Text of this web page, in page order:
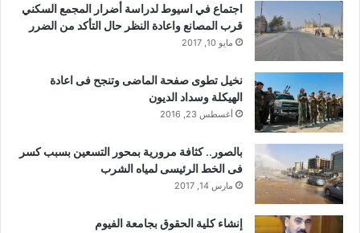
اجتماع في اسيوط لدراسة أضرار المجمع السكني
قرب المصانع واعادة النظر حال التأكد من الضرر
مايو 10, 2017
نخيل تطوى صفحة الماضى وتنجح فى اعادة
الهيكلة وسداد الديون
أغسطس 23, 2016
بالصور.. كثافة مرورية بمحور التسعين بسبب كسر
فى الخط الرئيسى لمياه الشرب
مارس 14, 2017
إنشاء كلية الحقوق بجامعة الفيوم